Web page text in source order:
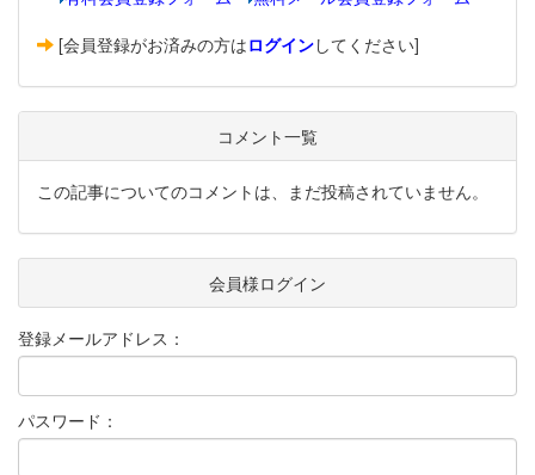
[会員登録がお済みの方はログインしてください]
コメント一覧
この記事についてのコメントは、まだ投稿されていません。
会員様ログイン
登録メールアドレス：
パスワード：